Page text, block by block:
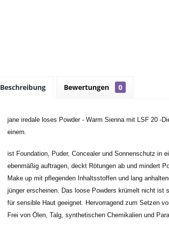
Beschreibung Bewertungen 0
jane iredale loses Powder - Warm Sienna mit LSF 20 -
einem.
ist Foundation, Puder, Concealer und Sonnenschutz in
ebenmäßig auftragen, deckt Rötungen ab und mindert
Make up mit pflegenden Inhaltsstoffen und lang
jünger erscheinen. Das loose Powders krümelt nicht ist
für sensible Haut geeignet. Hervorragend zum Setzen
Frei von Ölen, Talg, synthetischen Chemikalien und